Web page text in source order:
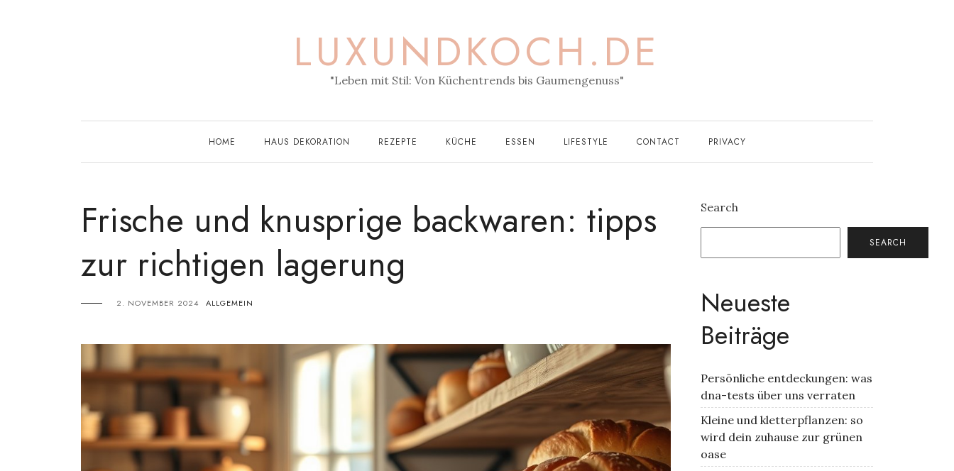
LUXUNDKOCH.DE
"Leben mit Stil: Von Küchentrends bis Gaumengenuss"
HOME HAUS DEKORATION REZEPTE KÜCHE ESSEN LIFESTYLE CONTACT PRIVACY
Frische und knusprige backwaren: tipps
zur richtigen lagerung
2. NOVEMBER 2024 ALLGEMEIN
Search
SEARCH
Neueste
Beiträge
Persönliche entdeckungen: was
dna-tests über uns verraten
Kleine und kletterpflanzen: so
wird dein zuhause zur grünen
oase